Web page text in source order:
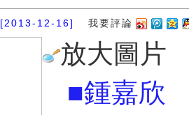
[2013-12-16] 我要評論
放大圖片
■鍾嘉欣